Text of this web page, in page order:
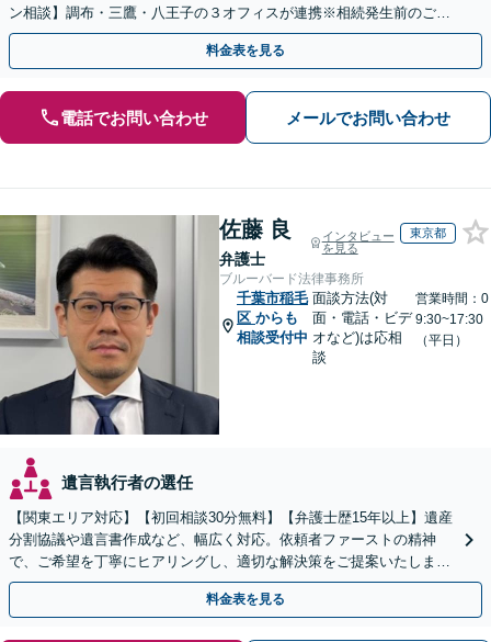
ン相談】調布・三鷹・八王子の３オフィスが連携※相続発生前のご相
談など有料相談になるものもございます。
料金表を見る
電話でお問い合わせ メールでお問い合わせ
佐藤 良
弁護士
インタビュー
を見る
東京都
ブルーバード法律事務所
千葉市稲毛
区 からも
相談受付中
面談方法(対
面・電話・ビデ
オなど)は応相
談
営業時間：0
9:30~17:30
（平日）
遺言執行者の選任
【関東エリア対応】【初回相談30分無料】【弁護士歴15年以上】遺産
分割協議や遺言書作成など、幅広く対応。依頼者ファーストの精神
で、ご希望を丁寧にヒアリングし、適切な解決策をご提案いたしま
す。まずは無料相談でお悩みをお聞かせください。
料金表を見る